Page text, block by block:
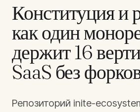
Конституция и
как один
держит 16
SaaS без
Репозиторий inite-